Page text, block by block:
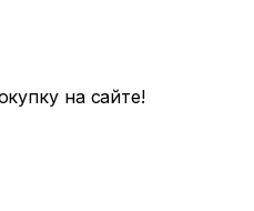
на сайте!